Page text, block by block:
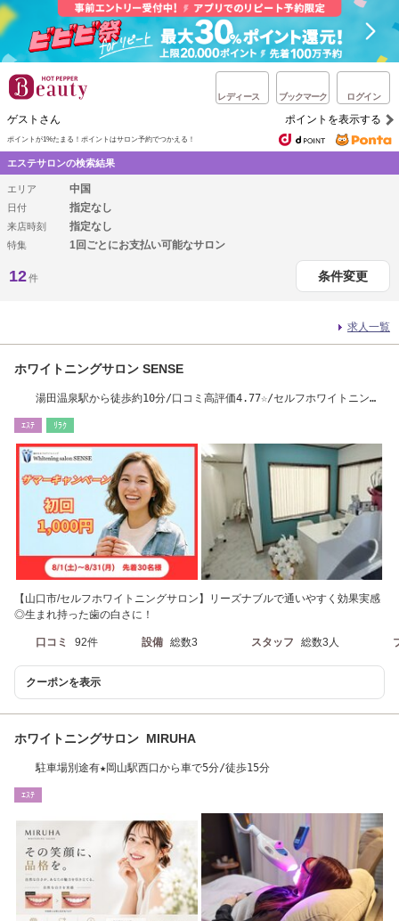
レディース ブックマーク ログイン
ゲストさん ポイントを表示する
ポイントが1%たまる！ ポイントはサロン予約でつかえる！
エステサロンの検索結果
エリア 中国
日付 指定なし
来店時刻 指定なし
特集 1回ごとにお支払い可能なサロン
12件 条件変更
求人一覧
ホワイトニングサロン SENSE
湯田温泉駅から徒歩約10分/口コミ高評価4.77☆/セルフホワイトニング
ｴｽﾃ ﾘﾗｸ
【山口市/セルフホワイトニングサロン】リーズナブルで通いやすく効果実感
◎生まれ持った歯の白さに！
口コミ 92件 設備 総数3 スタッフ 総数3人
クーポンを表示
ホワイトニングサロン MIRUHA
駐車場別途有★岡山駅西口から車で5分/徒歩15分
ｴｽﾃ